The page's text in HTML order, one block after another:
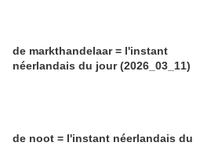
de markthandelaar = l'instant
néerlandais du jour (2026_03_11)
de noot = l'instant néerlandais du